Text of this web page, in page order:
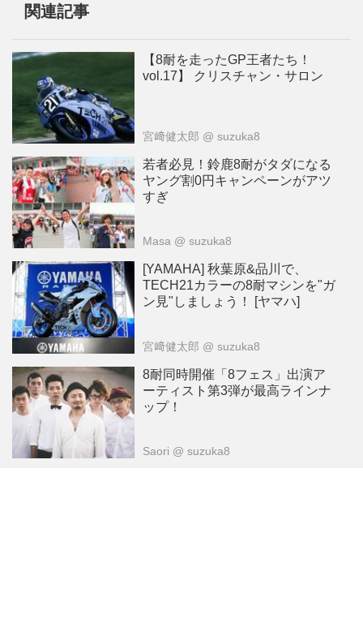
関連記事
【8耐を走ったGP王者たち！
vol.17】 クリスチャン・サロン
宮﨑健太郎 @ suzuka8
若者必見！鈴鹿8耐がタダになる
ヤング割0円キャンペーンがアツ
すぎ
Masa @ suzuka8
[YAMAHA] 秋葉原&品川で、
TECH21カラーの8耐マシンを"ガ
ン見"しましょう！ [ヤマハ]
宮﨑健太郎 @ suzuka8
8耐同時開催「8フェス」出演ア
ーティスト第3弾が最高ラインナ
ップ！
Saori @ suzuka8